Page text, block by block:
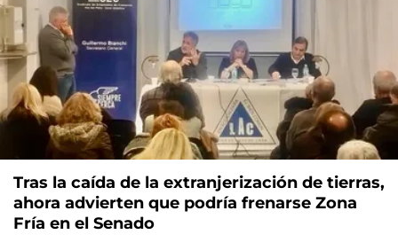
Tras la caída de la extranjerización de tierras,
ahora advierten que podría frenarse Zona
Fría en el Senado